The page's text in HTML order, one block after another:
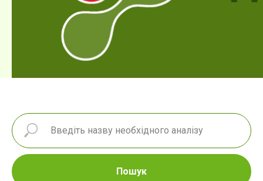
Пошук